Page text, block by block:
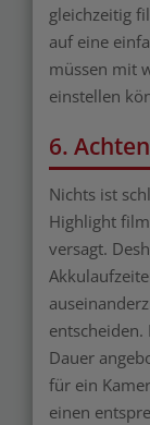
gleichzeitig
auf eine
müssen mit
einstellen
6.
Nichts ist
Highlight
versagt.
entscheiden.
Dauer
für ein
einen